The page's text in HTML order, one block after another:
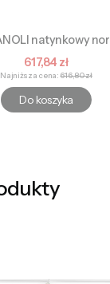
natynkowy
Cena promocyjna
617,84 zł
Najniższa cena: 616,80 zł
Do koszyka